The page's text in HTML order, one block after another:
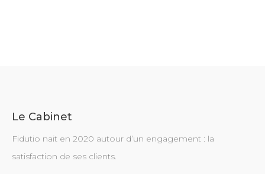
Le Cabinet
Fidutio nait en 2020 autour d’un engagement : la
satisfaction de ses clients.